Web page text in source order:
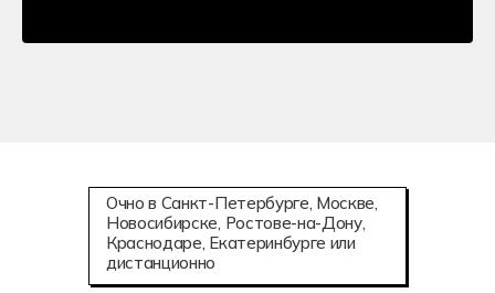
Очно в Санкт-Петербурге, Москве,
Новосибирске, Ростове-на-Дону,
Краснодаре, Екатеринбурге или
дистанционно